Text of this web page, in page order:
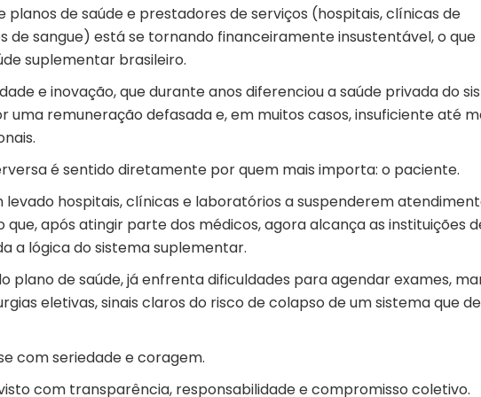
de saúde e prestadores de serviços (hospitais, clínicas de
de sangue) está se tornando financeiramente insustentável, o que
suplementar brasileiro.
e inovação, que durante anos diferenciou a saúde privada do
uma remuneração defasada e, em muitos casos, insuficiente até
é sentido diretamente por quem mais importa: o paciente.
hospitais, clínicas e laboratórios a suspenderem
que, após atingir parte dos médicos, agora alcança as instituições
a lógica do sistema suplementar.
plano de saúde, já enfrenta dificuldades para agendar exames,
eletivas, sinais claros do risco de colapso de um sistema que
com seriedade e coragem.
com transparência, responsabilidade e compromisso coletivo.